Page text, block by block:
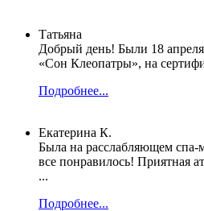
Татьяна
Добрый день! Были 18
«Сон Клеопатры», на
Подробнее...
Екатерина К.
Была на расслабляющем спа-
все понравилось! Приятная
...
Подробнее...